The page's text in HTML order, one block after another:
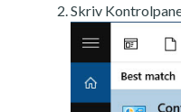
Skriv